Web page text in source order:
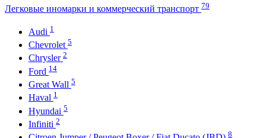
Легковые иномарки и коммерческий транспорт 79
Audi 1
Chevrolet 5
Chrysler 2
Ford 14
Great Wall 5
Haval 1
Hyundai 5
Infiniti 2
8